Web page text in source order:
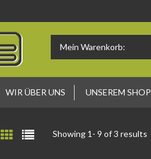
Mein Warenkorb:
WIR ÜBER UNS UNSEREM SHOP
Showing 1- 9 of 3 results